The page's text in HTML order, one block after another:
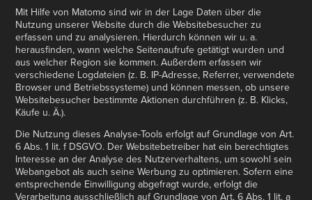
Mit Hilfe von Matomo sind wir in der Lage Daten über die
Nutzung unserer Website durch die Websitebesucher zu
erfassen und zu analysieren. Hierdurch können wir u. a.
herausfinden, wann welche Seitenaufrufe getätigt wurden und
aus welcher Region sie kommen. Außerdem erfassen wir
verschiedene Logdateien (z. B. IP-Adresse, Referrer, verwendete
Browser und Betriebssysteme) und können messen, ob unsere
Websitebesucher bestimmte Aktionen durchführen (z. B. Klicks,
Käufe u. Ä.).
Die Nutzung dieses Analyse-Tools erfolgt auf Grundlage von Art.
6 Abs. 1 lit. f DSGVO. Der Websitebetreiber hat ein berechtigtes
Interesse an der Analyse des Nutzerverhaltens, um sowohl sein
Webangebot als auch seine Werbung zu optimieren. Sofern eine
entsprechende Einwilligung abgefragt wurde, erfolgt die
Verarbeitung ausschließlich auf Grundlage von Art. 6 Abs. 1 lit. a